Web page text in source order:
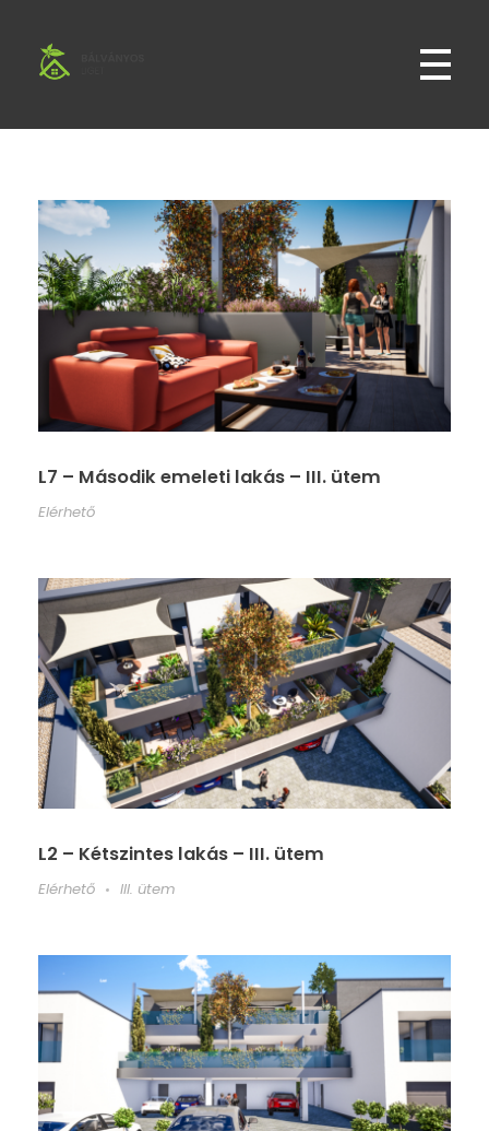
L7 – Második emeleti lakás – III. ütem
Elérhető
L2 – Kétszintes lakás – III. ütem
Elérhető III. ütem